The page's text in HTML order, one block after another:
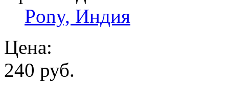
Pony, Индия
Цена:
240 руб.